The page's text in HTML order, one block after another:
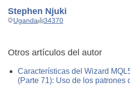
Stephen Njuki
Uganda 34370
Otros artículos del autor
Características del Wizard
(Parte 71): Uso de los patrones